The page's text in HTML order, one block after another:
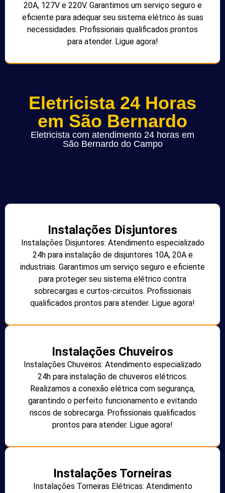
20A, 127V e 220V. Garantimos um serviço seguro e
eficiente para adequar seu sistema elétrico às suas
necessidades. Profissionais qualificados prontos
para atender. Ligue agora!
Eletricista 24 Horas
em São Bernardo
Eletricista com atendimento 24 horas em
São Bernardo do Campo
Instalações Disjuntores
Instalações Disjuntores: Atendimento especializado
24h para instalação de disjuntores 10A, 20A e
industriais. Garantimos um serviço seguro e eficiente
para proteger seu sistema elétrico contra
sobrecargas e curtos-circuitos. Profissionais
qualificados prontos para atender. Ligue agora!
Instalações Chuveiros
Instalações Chuveiros: Atendimento especializado
24h para instalação de chuveiros elétricos.
Realizamos a conexão elétrica com segurança,
garantindo o perfeito funcionamento e evitando
riscos de sobrecarga. Profissionais qualificados
prontos para atender. Ligue agora!
Instalações Torneiras
Instalações Torneiras Elétricas: Atendimento